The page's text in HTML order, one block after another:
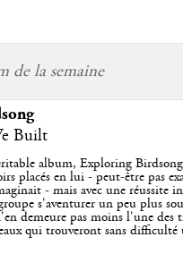
de la semaine
Built
album, Exploring
placés en lui - peut-être pas
- mais avec une réussite
s'aventurer un peu plus
demeure pas moins l'une des
qui trouveront sans difficulté